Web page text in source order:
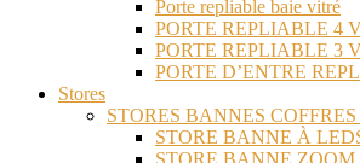
Porte repliable baie vitré
PORTE REPLIABLE 4
PORTE REPLIABLE 3
PORTE D’ENTRE
Stores
STORES BANNES
STORE BANNE À